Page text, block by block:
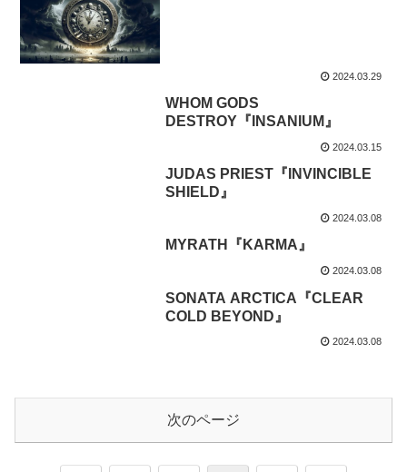
2024.03.29
WHOM GODS
DESTROY『INSANIUM』
2024.03.15
JUDAS PRIEST『INVINCIBLE
SHIELD』
2024.03.08
MYRATH『KARMA』
2024.03.08
SONATA ARCTICA『CLEAR
COLD BEYOND』
2024.03.08
次のページ